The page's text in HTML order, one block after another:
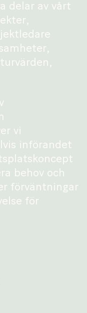
delar av vårt
vi
införandet
behov och
förväntningar
för